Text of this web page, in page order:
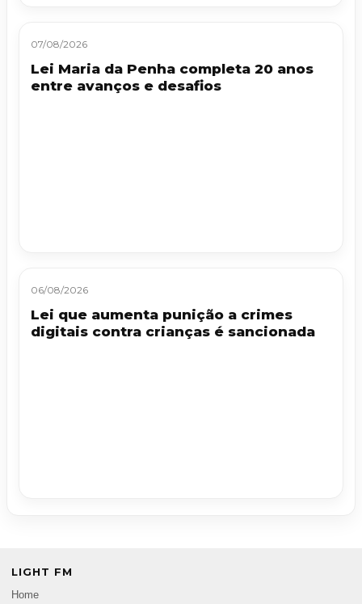
07/08/2026
Lei Maria da Penha completa 20 anos
entre avanços e desafios
06/08/2026
Lei que aumenta punição a crimes
digitais contra crianças é sancionada
LIGHT FM
Home